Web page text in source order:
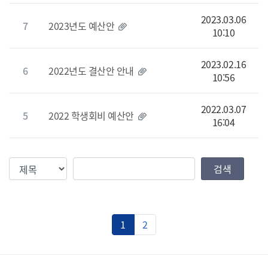
7 2023년도 예산안
2023.03.06
10:10
6 2022년도 결산안 안내
2023.02.16
10:56
5 2022 학생회비 예산안
2022.03.07
16:04
검색조건 검색값 검색
1 2